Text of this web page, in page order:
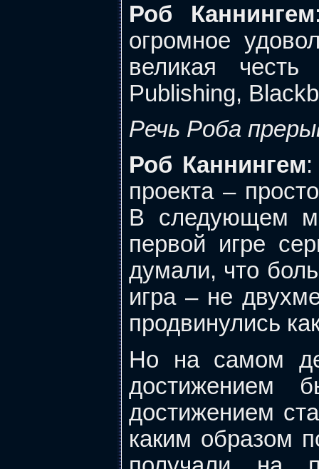
Роб Каннингем
огромное
великая
Publishing,
Речь Роба
Роб Каннингем
проекта –
В следующем
первой игре
думали, что
игра – не
продвинулись
Но на самом
достижением
достижением
каким образом